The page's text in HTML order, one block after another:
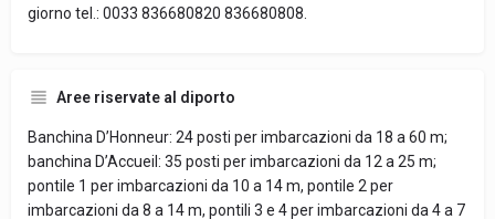
giorno tel.: 0033 836680820 836680808.
Aree riservate al diporto
Banchina D’Honneur: 24 posti per imbarcazioni da 18 a 60 m;
banchina D’Accueil: 35 posti per imbarcazioni da 12 a 25 m;
pontile 1 per imbarcazioni da 10 a 14 m, pontile 2 per
imbarcazioni da 8 a 14 m, pontili 3 e 4 per imbarcazioni da 4 a 7